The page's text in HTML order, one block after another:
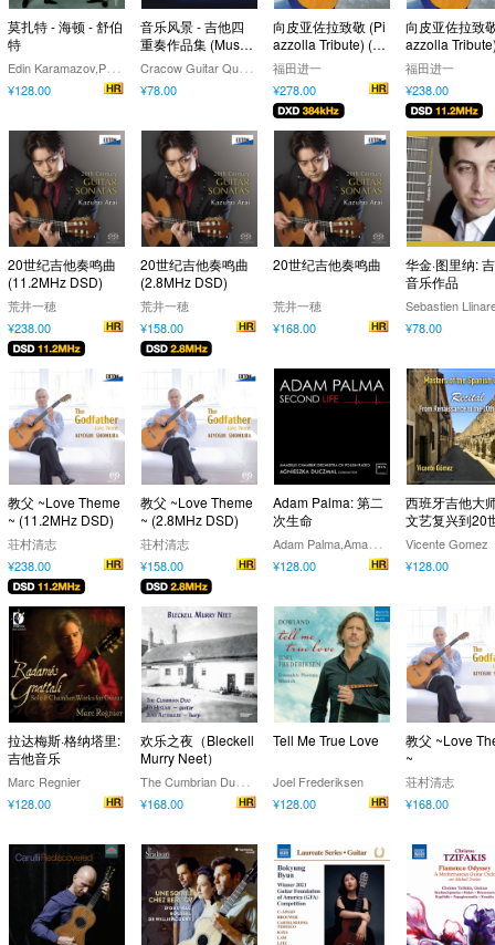
莫扎特 - 海顿 - 舒伯
特
E
din Karamazov,Pavel Steidl
¥128.00
音乐风景 - 吉他四
重奏作品集 (Music
al Landscapes) C
racow Guitar Quartet,Miłosz Mączyński,Joanna Baran-Nosiadek,Mateusz Puter,Łukasz Dobrowolksi
¥78.00
向皮亚佐拉致敬 (Pi
azzolla Tribute) (38
4kHz DXD)
福田进一
¥278.00
向皮亚佐拉致
azzolla
1.2MHz DSD)
福田进一
¥238.00
20世纪吉他奏鸣曲
(11.2MHz DSD)
荒井一穂
¥238.00
20世纪吉他奏鸣曲
(2.8MHz DSD)
荒井一穂
¥158.00
20世纪吉他奏鸣曲
荒井一穂
¥168.00
华金·图里纳:
音乐作品
Sebastien
¥78.00
教父 ~Love Theme
~ (11.2MHz DSD)
荘村清志
¥238.00
教父 ~Love Theme
~ (2.8MHz DSD)
荘村清志
¥158.00
Adam Palma: 第二
次生命
A
dam Palma,Amadeus Chamber Orchestra of Polish Radio,Agnieszka Duczmal
¥128.00
西班牙吉他大
文艺复兴到20
作品音乐会
Vicente Gomez
¥128.00
拉达梅斯·格纳塔里:
吉他音乐
Marc Regnier
¥128.00
欢乐之夜（Bleckell
Murry Neet）
T
he Cumbrian Duo,Ed Heslam,Tommy Coulthard,Jean Altshuler
¥168.00
Tell Me True Love
Joel Frederiksen
¥128.00
教父 ~Love
~
荘村清志
¥168.00